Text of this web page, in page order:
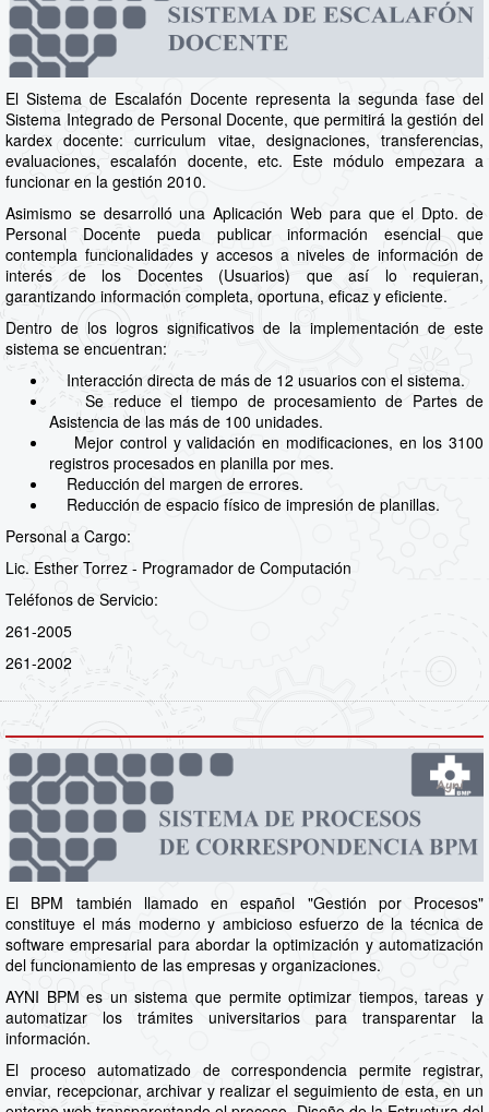
El Sistema de Escalafón Docente representa la segunda fase del
Sistema Integrado de Personal Docente, que permitirá la gestión del
kardex docente: curriculum vitae, designaciones, transferencias,
evaluaciones, escalafón docente, etc. Este módulo empezara a
funcionar en la gestión 2010.
Asimismo se desarrolló una Aplicación Web para que el Dpto. de
Personal Docente pueda publicar información esencial que
contempla funcionalidades y accesos a niveles de información de
interés de los Docentes (Usuarios) que así lo requieran,
garantizando información completa, oportuna, eficaz y eficiente.
Dentro de los logros significativos de la implementación de este
sistema se encuentran:
Interacción directa de más de 12 usuarios con el sistema.
Se reduce el tiempo de procesamiento de Partes de
Asistencia de las más de 100 unidades.
Mejor control y validación en modificaciones, en los 3100
registros procesados en planilla por mes.
Reducción del margen de errores.
Reducción de espacio físico de impresión de planillas.
Personal a Cargo:
Lic. Esther Torrez - Programador de Computación
Teléfonos de Servicio:
261-2005
261-2002
El BPM también llamado en español "Gestión por Procesos"
constituye el más moderno y ambicioso esfuerzo de la técnica de
software empresarial para abordar la optimización y automatización
del funcionamiento de las empresas y organizaciones.
AYNI BPM es un sistema que permite optimizar tiempos, tareas y
automatizar los trámites universitarios para transparentar la
información.
El proceso automatizado de correspondencia permite registrar,
enviar, recepcionar, archivar y realizar el seguimiento de esta, en un